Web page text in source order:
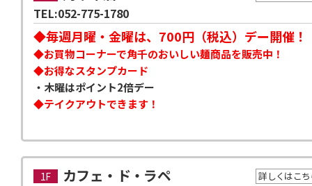
◆毎週月曜・金曜は、700円（税込）デー開催！
◆お買物コーナーで角千のおいしい麺商品を販売中！
◆お得なスタンプカード
・木曜はポイント2倍デー
◆テイクアウトできます！
TEL:052-775-1780
1F カフェ・ド・ラペ 詳しくはこ